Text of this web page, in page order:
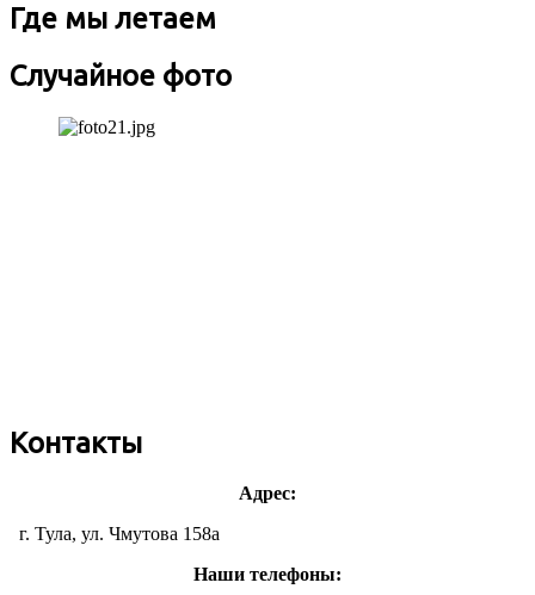
Где мы летаем
Случайное фото
Контакты
Адрес:
г. Тула, ул. Чмутова 158а
Наши телефоны: